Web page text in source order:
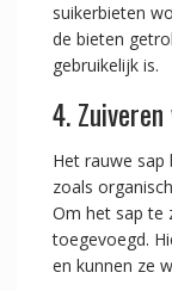
suikerbieten
de bieten
gebruikelijk is.
4.
Het rauwe
zoals
Om het sap te
toegevoegd.
en kunnen ze